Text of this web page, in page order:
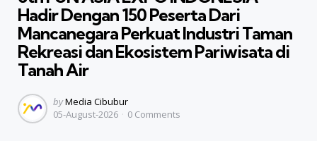
Hadir Dengan 150 Peserta Dari
Mancanegara Perkuat Industri Taman
Rekreasi dan Ekosistem Pariwisata di
Tanah Air
Posted
by
byMedia Cibubur
05-August-2026
0 Comments